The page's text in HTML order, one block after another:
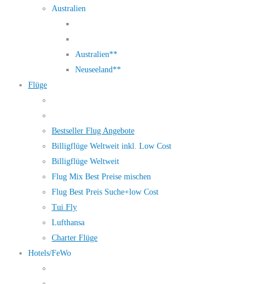
Australien
Australien**
Neuseeland**
Flüge
Bestseller Flug Angebote
Billigflüge Weltweit inkl. Low Cost
Billigflüge Weltweit
Flug Mix Best Preise mischen
Flug Best Preis Suche+low Cost
Tui Fly
Lufthansa
Charter Flüge
Hotels/FeWo